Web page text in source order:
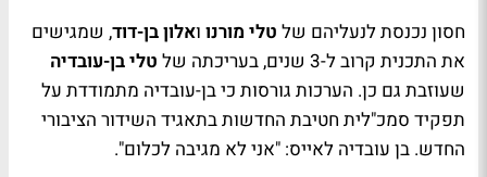
חסון נכנסת לנעליהם של טלי מורנו ואלון בן-דוד, שמגישים
את התכנית קרוב ל-3 שנים, בעריכתה של
טלי בן-עובדיה
שעוזבת גם כן. הערכות גורסות כי בן-עובדיה מתמודדת על
תפקיד סמכ"לית חטיבת החדשות בתאגיד השידור הציבורי
החדש. בן עובדיה לאייס: "אני לא מגיבה לכלום".